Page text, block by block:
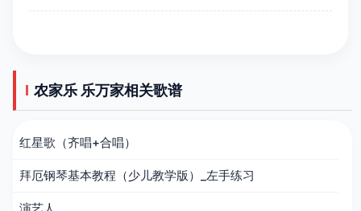
农家乐 乐万家相关歌谱
红星歌（齐唱+合唱）
拜厄钢琴基本教程（少儿教学版）_左手练习